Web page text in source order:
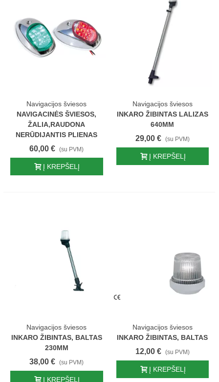
Navigacijos šviesos
NAVIGACINĖS ŠVIESOS,
ŽALIA,RAUDONA
NERŪDIJANTIS PLIENAS
60,00 € (su PVM)
Į KREPŠELĮ
Navigacijos šviesos
INKARO ŽIBINTAS LALIZAS
640MM
29,00 € (su PVM)
Į KREPŠELĮ
Navigacijos šviesos
INKARO ŽIBINTAS, BALTAS
230MM
38,00 € (su PVM)
Į KREPŠELĮ
Navigacijos šviesos
INKARO ŽIBINTAS, BALTAS
12,00 € (su PVM)
Į KREPŠELĮ